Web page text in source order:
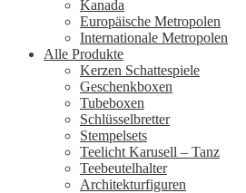
Kanada
Europäische Metropolen
Internationale Metropolen
Alle Produkte
Kerzen Schattespiele
Geschenkboxen
Tubeboxen
Schlüsselbretter
Stempelsets
Teelicht Karusell – Tanz
Teebeutelhalter
Architekturfiguren